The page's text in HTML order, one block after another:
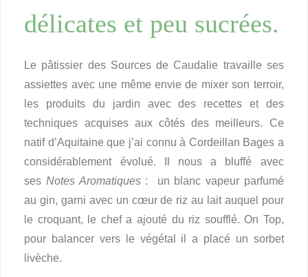
délicates et peu sucrées.
Le pâtissier des Sources de Caudalie travaille ses
assiettes avec une même envie de mixer son terroir,
les produits du jardin avec des recettes et des
techniques acquises aux côtés des meilleurs. Ce
natif d’Aquitaine que j’ai connu à Cordeillan Bages a
considérablement évolué. Il nous a bluffé avec
ses Notes Aromatiques: un blanc vapeur parfumé
au gin, garni avec un cœur de riz au lait auquel pour
le croquant, le chef a ajouté du riz soufflé. On Top,
pour balancer vers le végétal il a placé un sorbet
livèche.